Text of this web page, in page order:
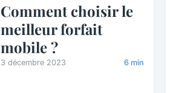
Comment choisir le
meilleur forfait
mobile ?
3 décembre 2023 6 min